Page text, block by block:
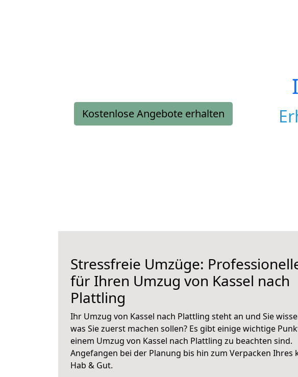
Kostenlose Angebote erhalten
Stressfreie Umzüge:
für Ihren Umzug von Kassel nach
Plattling
Ihr Umzug von Kassel nach Plattling steht an und Sie
was Sie zuerst machen sollen? Es gibt einige wichtige
einem Umzug von Kassel nach Plattling zu beachten sind.
Angefangen bei der Planung bis hin zum Verpacken Ihres
Hab & Gut.